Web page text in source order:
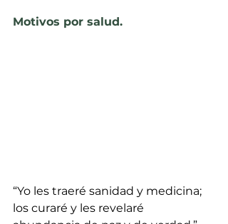
Motivos por salud.
“Yo les traeré sanidad y medicina;
los curaré y les revelaré